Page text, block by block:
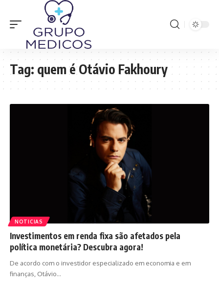
Tag: quem é Otávio Fakhoury
NOTICIAS
Investimentos em renda fixa são afetados pela
política monetária? Descubra agora!
De acordo com o investidor especializado em economia e em
finanças, Otávio…